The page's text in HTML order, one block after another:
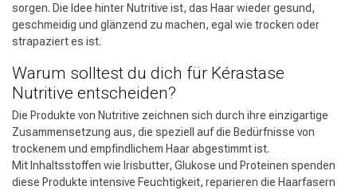
sorgen. Die Idee hinter Nutritive ist, das Haar wieder gesund,
geschmeidig und glänzend zu machen, egal wie trocken oder
strapaziert es ist.
Warum solltest du dich für Kérastase
Nutritive entscheiden?
Die Produkte von Nutritive zeichnen sich durch ihre einzigartige
Zusammensetzung aus, die speziell auf die Bedürfnisse von
trockenem und empfindlichem Haar abgestimmt ist.
Mit Inhaltsstoffen wie Irisbutter, Glukose und Proteinen spenden
diese Produkte intensive Feuchtigkeit, reparieren die Haarfasern